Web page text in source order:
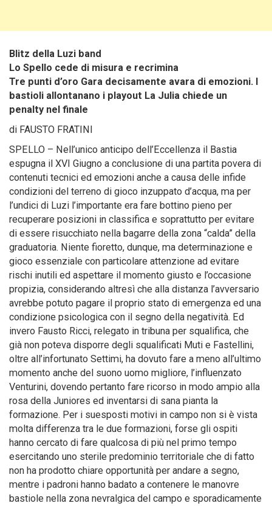
Blitz della Luzi band
Lo Spello cede di misura e recrimina
Tre punti d’oro Gara decisamente avara di emozioni. I
bastioli allontanano i playout La Julia chiede un
penalty nel finale
di FAUSTO FRATINI
SPELLO – Nell’unico anticipo dell’Eccellenza il Bastia
espugna il XVI Giugno a conclusione di una partita povera di
contenuti tecnici ed emozioni anche a causa delle infide
condizioni del terreno di gioco inzuppato d’acqua, ma per
l’undici di Luzi l’importante era fare bottino pieno per
recuperare posizioni in classifica e soprattutto per evitare
di essere risucchiato nella bagarre della zona “calda” della
graduatoria. Niente fioretto, dunque, ma determinazione e
gioco essenziale con particolare attenzione ad evitare
rischi inutili ed aspettare il momento giusto e l’occasione
propizia, considerando altresì che alla distanza l’avversario
avrebbe potuto pagare il proprio stato di emergenza ed una
condizione psicologica con il segno della negatività. Ed
invero Fausto Ricci, relegato in tribuna per squalifica, che
già non poteva disporre degli squalificati Muti e Fastellini,
oltre all’infortunato Settimi, ha dovuto fare a meno all’ultimo
momento anche del suono uomo migliore, l’influenzato
Venturini, dovendo pertanto fare ricorso in modo ampio alla
rosa della Juniores ed inventarsi di sana pianta la
formazione. Per i suesposti motivi in campo non si è vista
molta differenza tra le due formazioni, forse gli ospiti
hanno cercato di fare qualcosa di più nel primo tempo
esercitando uno sterile predominio territoriale che di fatto
non ha prodotto chiare opportunità per andare a segno,
mentre i padroni hanno badato a contenere le manovre
bastiole nella zona nevralgica del campo e sporadicamente